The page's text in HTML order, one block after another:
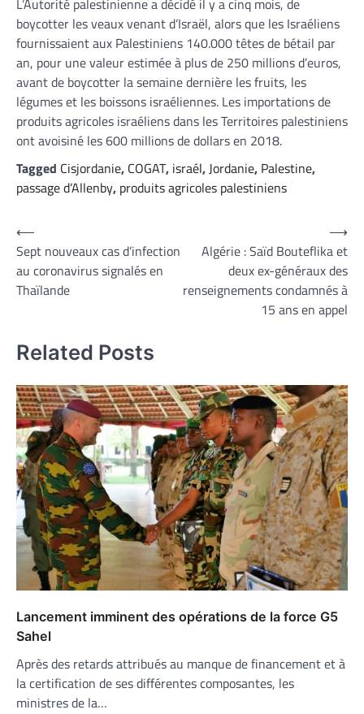
L’Autorité palestinienne a décidé il y a cinq mois, de
boycotter les veaux venant d’Israël, alors que les Israéliens
fournissaient aux Palestiniens 140.000 têtes de bétail par
an, pour une valeur estimée à plus de 250 millions d’euros,
avant de boycotter la semaine dernière les fruits, les
légumes et les boissons israéliennes. Les importations de
produits agricoles israéliens dans les Territoires palestiniens
ont avoisiné les 600 millions de dollars en 2018.
Tagged Cisjordanie, COGAT, israél,Jordanie, Palestine,
passage d’Allenby, produits agricoles palestiniens
Navigation
de
l’article
⟵
Sept nouveaux cas d’infection
au coronavirus signalés en
Thaïlande
Algérie : Saïd Bouteflika et
deux ex-généraux des
renseignements condamnés à
15 ans en appel
⟶
Related Posts
Lancement imminent des opérations de la force G5
Sahel
Après des retards attribués au manque de financement et à
la certification de ses différentes composantes, les
ministres de la…